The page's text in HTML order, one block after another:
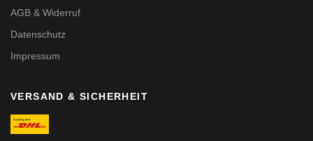
AGB & Widerruf
Datenschutz
Impressum
VERSAND & SICHERHEIT